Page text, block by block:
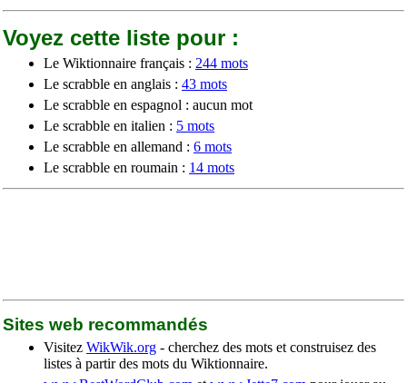
Voyez cette liste pour :
Le Wiktionnaire français : 244 mots
Le scrabble en anglais : 43 mots
Le scrabble en espagnol : aucun mot
Le scrabble en italien : 5 mots
Le scrabble en allemand : 6 mots
Le scrabble en roumain : 14 mots
Sites web recommandés
Visitez WikWik.org - cherchez des mots et construisez des
listes à partir des mots du Wiktionnaire.